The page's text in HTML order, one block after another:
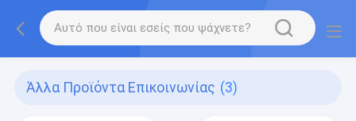
Άλλα Προϊόντα Επικοινωνίας (3)